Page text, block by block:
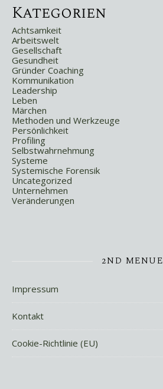
Kategorien
Achtsamkeit
Arbeitswelt
Gesellschaft
Gesundheit
Gründer Coaching
Kommunikation
Leadership
Leben
Märchen
Methoden und Werkzeuge
Persönlichkeit
Profiling
Selbstwahrnehmung
Systeme
Systemische Forensik
Uncategorized
Unternehmen
Veränderungen
2ND MENUE
Impressum
Kontakt
Cookie-Richtlinie (EU)